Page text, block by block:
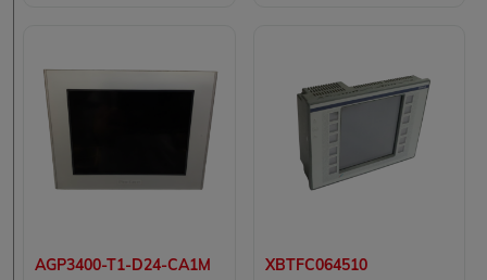
AGP3400-T1-D24-CA1M
XBTFC064510